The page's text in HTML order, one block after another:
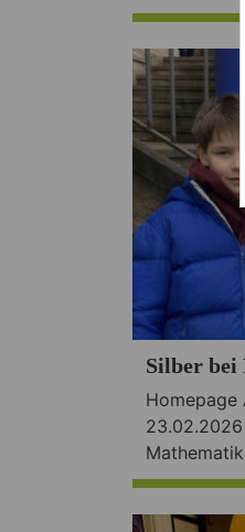
Silber bei
Homepage
23.02.2026
Mathematik